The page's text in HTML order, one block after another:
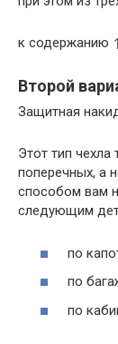
к содержанию
Второй
Защитная
Этот тип чехла
поперечных, а
способом вам
следующим
по
по
по